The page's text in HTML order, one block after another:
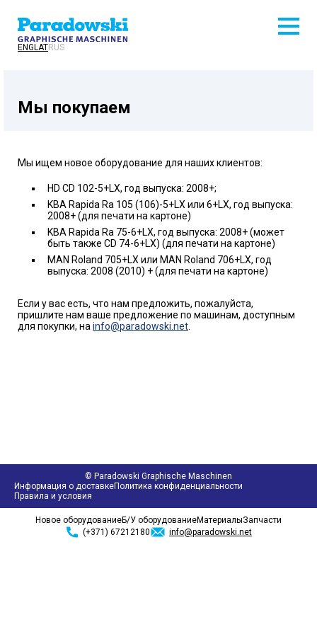
ENG LATRUS
Мы покупаем
Мы ищем новое оборудование для наших клиентов:
HD CD 102-5+LX, год выпуска: 2008+;
KBA Rapida Ra 105 (106)-5+LX или 6+LX, год выпуска:
2008+ (для печати на картоне)
KBA Rapida Ra 75-6+LX, год выпуска: 2008+ (может
быть также CD 74-6+LX) (для печати на картоне)
MAN Roland 705+LX или MAN Roland 706+LX, год
выпуска: 2008 (2010) + (для печати на картоне)
Если у вас есть, что нам предложить, пожалуйста,
пришлите нам ваше предложение по машинам, доступным
для покупки, наinfo@paradowski.net.
© Paradowski Graphische Maschinen
Информация о доставкеПолитика конфиденциальности
Правила и условия
Новое оборудованиеБ/У оборудованиеМатериалыЗапчасти
(+371) 67212180
info@paradowski.net